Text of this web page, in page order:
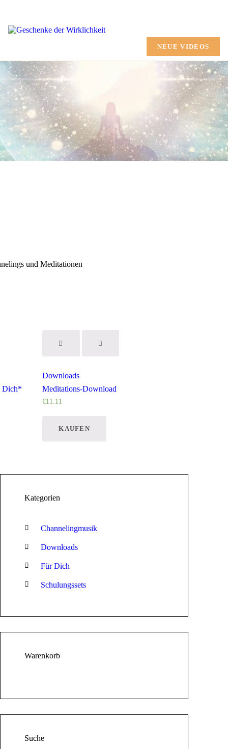
NEUE VIDEOS
CHANNELING
AUSBILDUNG
MARTINA SHANA
GESCHENKE
TERMINE
SHOP
und Meditationen
Dich*
Downloads
Meditations-Download
€11 11
KAUFEN
Kategorien
Channelingmusik
Downloads
Für Dich
Schulungssets
Warenkorb
Suche